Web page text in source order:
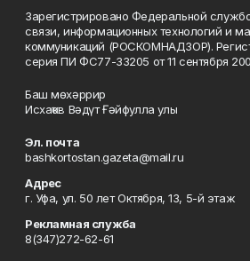
Зарегистрировано Федеральной
связи, информационных технологий и
коммуникаций (РОСКОМНАДЗОР).
серия ПИ ФС77-33205 от 11 сентября
Баш мөхәррир
Исхаҡов Вәдүт Ғәйфулла улы
Эл. почта
bashkortostan.gazeta@mail.ru
Адрес
г. Уфа, ул. 50 лет Октября, 13, 5-й этаж
Рекламная служба
8(347)272-62-61